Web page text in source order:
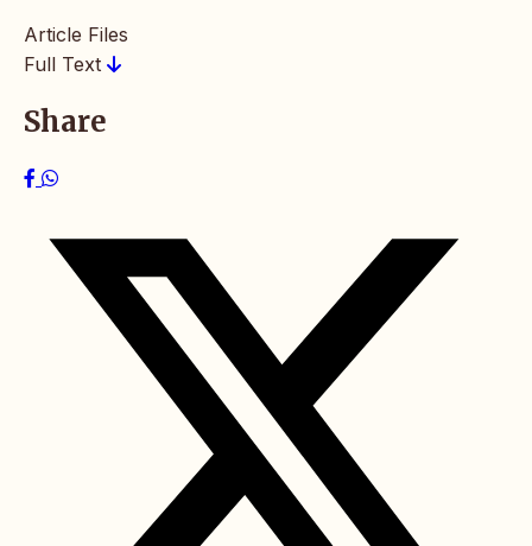
Article Files
Full Text
Share